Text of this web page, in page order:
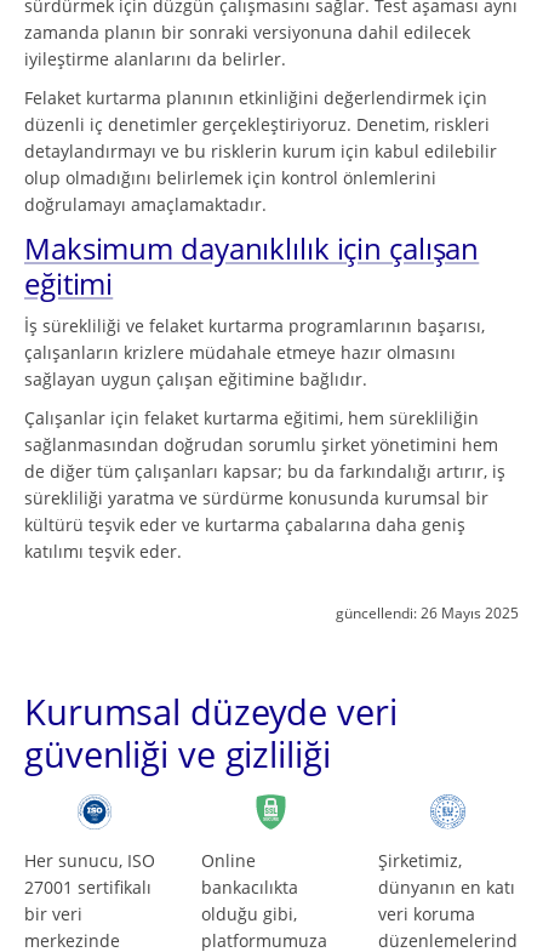
sürdürmek için düzgün çalışmasını sağlar. Test aşaması aynı
zamanda planın bir sonraki versiyonuna dahil edilecek
iyileştirme alanlarını da belirler.
Felaket kurtarma planının etkinliğini değerlendirmek için
düzenli iç denetimler gerçekleştiriyoruz. Denetim, riskleri
detaylandırmayı ve bu risklerin kurum için kabul edilebilir
olup olmadığını belirlemek için kontrol önlemlerini
doğrulamayı amaçlamaktadır.
Maksimum dayanıklılık için çalışan
eğitimi
İş sürekliliği ve felaket kurtarma programlarının başarısı,
çalışanların krizlere müdahale etmeye hazır olmasını
sağlayan uygun çalışan eğitimine bağlıdır.
Çalışanlar için felaket kurtarma eğitimi, hem sürekliliğin
sağlanmasından doğrudan sorumlu şirket yönetimini hem
de diğer tüm çalışanları kapsar; bu da farkındalığı artırır, iş
sürekliliği yaratma ve sürdürme konusunda kurumsal bir
kültürü teşvik eder ve kurtarma çabalarına daha geniş
katılımı teşvik eder.
güncellendi: 26 Mayıs 2025
Kurumsal düzeyde veri
güvenliği ve gizliliği
Her sunucu, ISO
27001 sertifikalı
bir veri
merkezinde
Online
bankacılıkta
olduğu gibi,
platformumuza
Şirketimiz,
dünyanın en katı
veri koruma
düzenlemelerind